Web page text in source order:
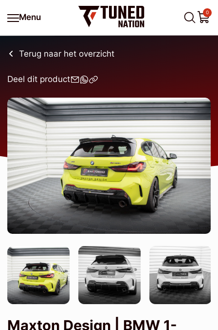
Menu
0
Terug naar het overzicht
Deel dit product
Maxton Design | BMW 1-